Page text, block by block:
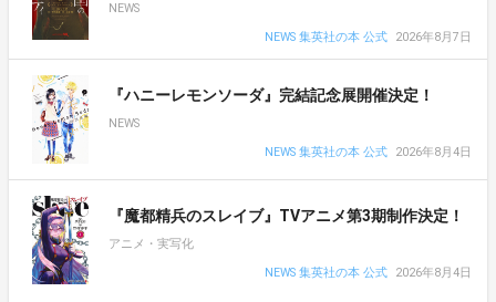
NEWS
NEWS 集英社の本 公式
2026年8月7日
『ハニーレモンソーダ』完結記念展開催決定！
NEWS
NEWS 集英社の本 公式
2026年8月4日
『魔都精兵のスレイブ』TVアニメ第3期制作決定！
アニメ・実写化
NEWS 集英社の本 公式
2026年8月4日